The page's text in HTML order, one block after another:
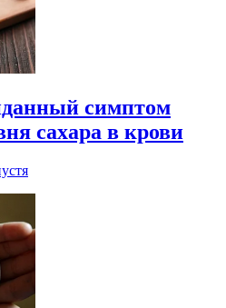
симптом
сахара в крови